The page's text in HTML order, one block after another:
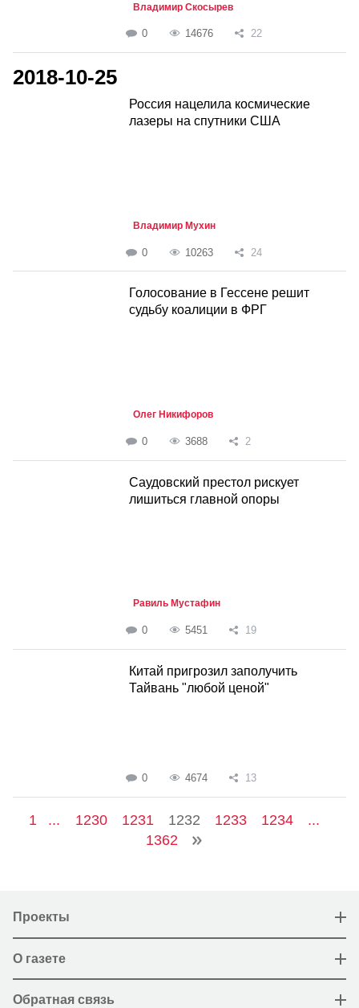
Владимир Скосырев
0 14676 22
2018-10-25
Россия нацелила космические
лазеры на спутники США
Владимир Мухин
0 10263 24
Голосование в Гессене решит
судьбу коалиции в ФРГ
Олег Никифоров
0 3688 2
Саудовский престол рискует
лишиться главной опоры
Равиль Мустафин
0 5451 19
Китай пригрозил заполучить
Тайвань "любой ценой"
0 4674 13
1 ... 1230 1231 1232 1233 1234
...
1362
Проекты
О газете
Обратная связь